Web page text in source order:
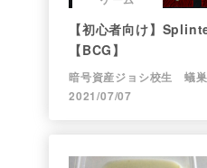
【初心者向け】
【BCG】
暗号資産ジョシ校生 蟻巣
2021/07/07